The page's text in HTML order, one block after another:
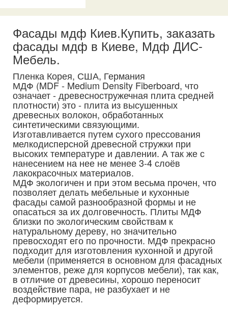
Фасады мдф Киев.Купить, заказать
фасады мдф в Киеве, Мдф ДИС-
Мебель.
Пленка Корея, США, Германия
МДФ (MDF - Medium Density Fiberboard, что
означает - древесностружечная плита средней
плотности) это - плита из высушенных
древесных волокон, обработанных
синтетическими связующими.
Изготавливается путем сухого прессования
мелкодисперсной древесной стружки при
высоких температуре и давлении. А так же с
нанесением на нее не менее 3-4 слоёв
лакокрасочных материалов.
МДФ экологичен и при этом весьма прочен, что
позволяет делать мебельные и кухонные
фасады самой разнообразной формы и не
опасаться за их долговечность. Плиты МДФ
близки по экологическим свойствам к
натуральному дереву, но значительно
превосходят его по прочности. МДФ прекрасно
подходит для изготовления кухонной и другой
мебели (применяется в основном для фасадных
элементов, реже для корпусов мебели), так как,
в отличие от древесины, хорошо переносит
воздействие пара, не разбухает и не
деформируется.